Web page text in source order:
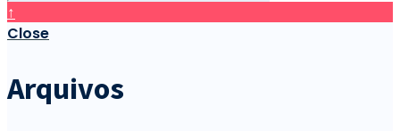
↑
Close
Arquivos